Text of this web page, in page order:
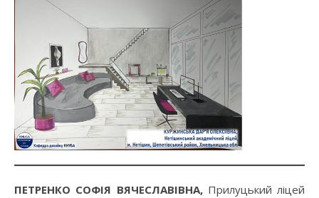
ПЕТРЕНКО СОФІЯ ВЯЧЕСЛАВІВНА, Прилуцький ліцей